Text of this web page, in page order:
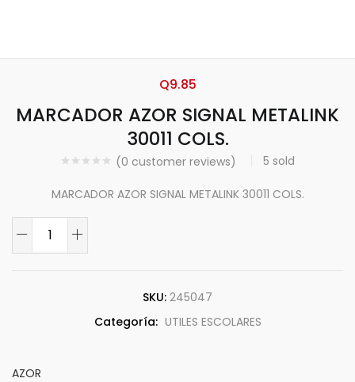
MARCADOR AZOR SIGNAL METALINK
30011 COLS.
(0 customer reviews) 5 sold
Q9.85
MARCADOR AZOR SIGNAL METALINK 30011 COLS.
SKU: 245047
Categoría: UTILES ESCOLARES
AZOR